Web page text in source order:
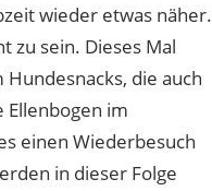
wieder etwas näher.
zu sein. Dieses Mal
die auch
im
einen Wiederbesuch
in dieser Folge